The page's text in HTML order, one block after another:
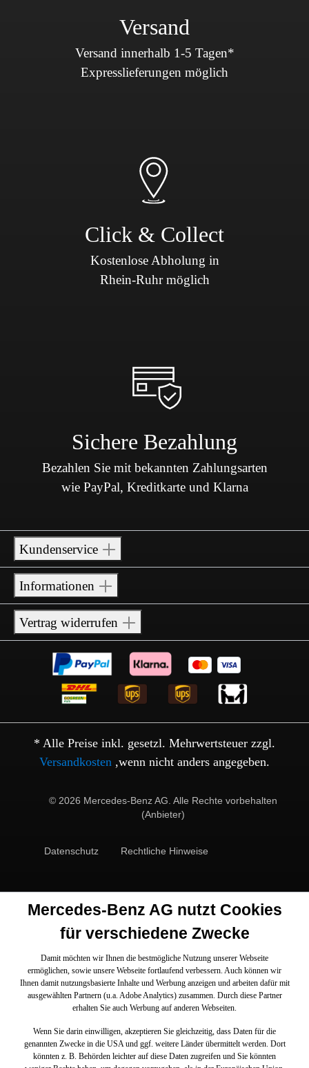
Versand
Versand innerhalb 1-5 Tagen*
Expresslieferungen möglich
Click & Collect
Kostenlose Abholung in
Rhein-Ruhr möglich
Sichere Bezahlung
Bezahlen Sie mit bekannten Zahlungsarten
wie PayPal, Kreditkarte und Klarna
Kundenservice
Informationen
Vertrag widerrufen
* Alle Preise inkl. gesetzl. Mehrwertsteuer zzgl.
Versandkosten ,wenn nicht anders angegeben.
© 2026 Mercedes-Benz AG. Alle Rechte vorbehalten
(Anbieter)
Datenschutz Rechtliche Hinweise
Mercedes-Benz AG nutzt Cookies
für verschiedene Zwecke
Damit möchten wir Ihnen die bestmögliche Nutzung unserer Webseite
ermöglichen, sowie unsere Webseite fortlaufend verbessern. Auch können wir
Ihnen damit nutzungsbasierte Inhalte und Werbung anzeigen und arbeiten dafür mit
ausgewählten Partnern (u.a. Adobe Analytics) zusammen. Durch diese Partner
erhalten Sie auch Werbung auf anderen Webseiten.
Wenn Sie darin einwilligen, akzeptieren Sie gleichzeitig, dass Daten für die
genannten Zwecke in die USA und ggf. weitere Länder übermittelt werden. Dort
könnten z. B. Behörden leichter auf diese Daten zugreifen und Sie könnten